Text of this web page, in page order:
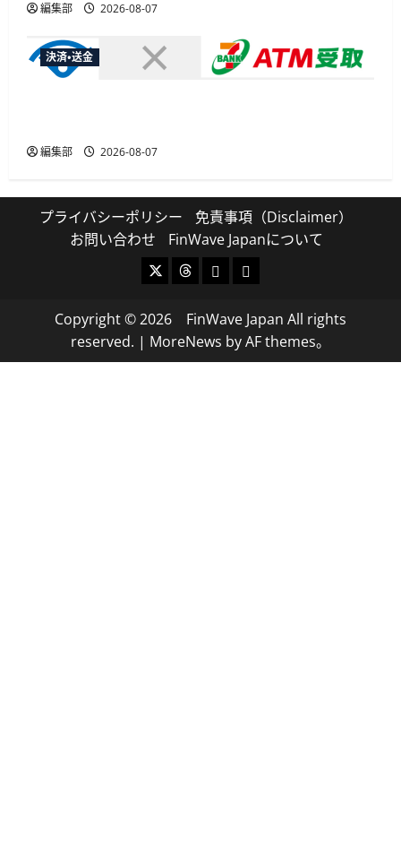
編集部 2026-08-07
決済・送金
編集部 2026-08-07
プライバシーポリシー
免責事項（Disclaimer）
お問い合わせ
FinWave Japanについて
X ThreadsBlueskyMastodon
Copyright © 2026 FinWave Japan All rights
reserved. | MoreNews by AF themes。